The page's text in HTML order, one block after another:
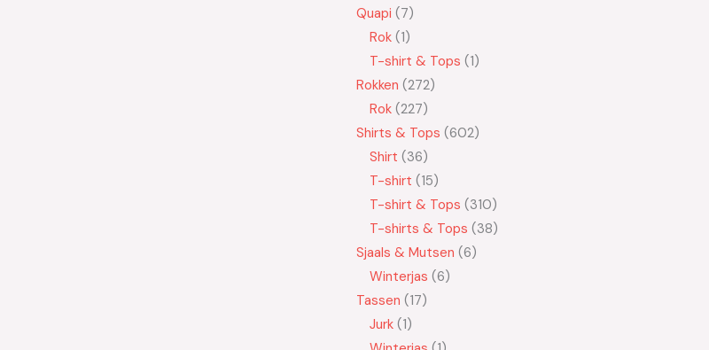
Quapi 7
Rok 1
T-shirt & Tops 1
Rokken 272
Rok 227
Shirts & Tops 602
Shirt 36
T-shirt 15
T-shirt & Tops 310
T-shirts & Tops 38
Sjaals & Mutsen 6
Winterjas 6
Tassen 17
Jurk 1